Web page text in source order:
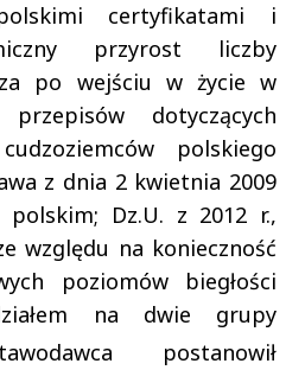
certyfikatami i
przyrost liczby
po wejściu w życie w
dotyczących
polskiego
z dnia 2 kwietnia 2009
Dz.U. z 2012 r.,
względu na konieczność
poziomów biegłości
na dwie grupy
postanowił